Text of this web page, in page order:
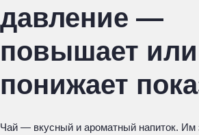
давление —
повышает или
понижает
Чай — вкусный и ароматный напиток. Им